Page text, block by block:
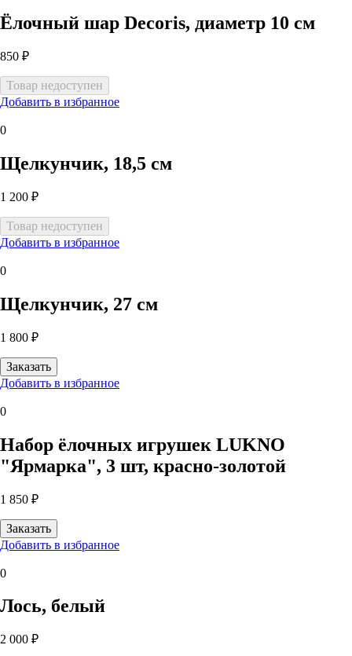
Ёлочный шар Decoris, диаметр 10 см
850 ₽
Добавить в избранное
0
Щелкунчик, 18,5 см
1 200 ₽
Добавить в избранное
0
Щелкунчик, 27 см
1 800 ₽
Добавить в избранное
0
Набор ёлочных игрушек LUKNO
"Ярмарка", 3 шт, красно-золотой
1 850 ₽
Добавить в избранное
0
Лось, белый
2 000 ₽